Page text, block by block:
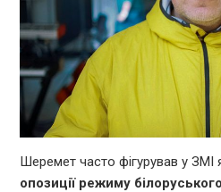
Шеремет часто фігурував у ЗМІ
опозиції режиму